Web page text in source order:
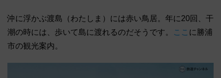
沖に浮かぶ渡島（わたしま）には赤い鳥居。年に20回、干
潮の時には、歩いて島に渡れるのだそうです。
ここ に勝浦
市の観光案内。